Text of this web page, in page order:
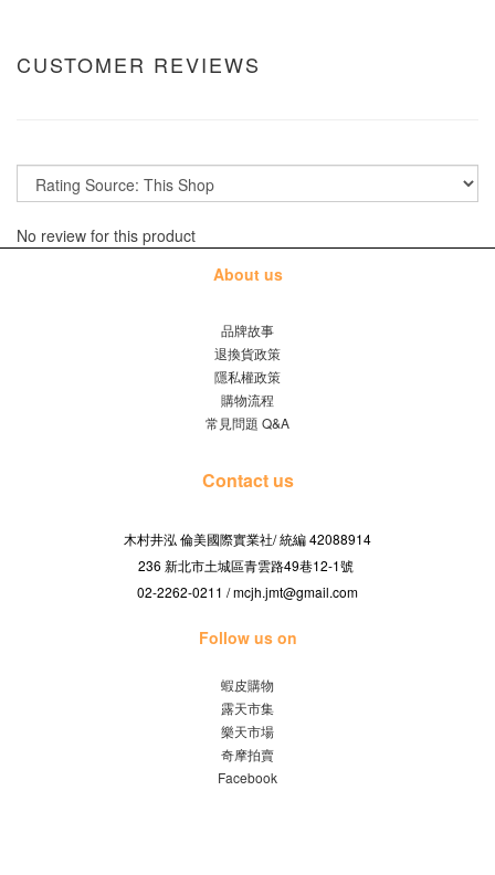
CUSTOMER REVIEWS
No review for this product
About us
品牌故事
退換貨政策
隱私權政策
購物流程
常見問題 Q&A
Contact us
木村井泓 倫美國際實業社/統編 42088914
236 新北市土城區青雲路49巷12-1號
02-2262-0211 / mcjh.jmt@gmail.com
Follow us on
蝦皮購物
露天市集
樂天市場
奇摩拍賣
Facebook